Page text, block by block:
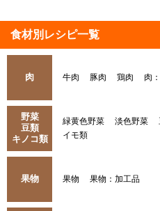
食材別レシピ一覧
肉 牛肉 豚肉 鶏肉 肉
野菜
豆類
キノコ類
緑黄色野菜 淡色野菜
イモ類
果物 果物 果物：加工品